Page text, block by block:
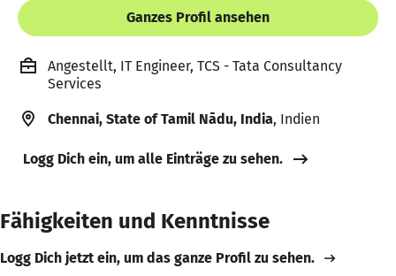
Ganzes Profil ansehen
Angestellt, IT Engineer, TCS - Tata Consultancy
Services
Chennai, State of Tamil Nādu, India, Indien
Logg Dich ein, um alle Einträge zu sehen.
Fähigkeiten und Kenntnisse
Logg Dich jetzt ein, um das ganze Profil zu sehen.